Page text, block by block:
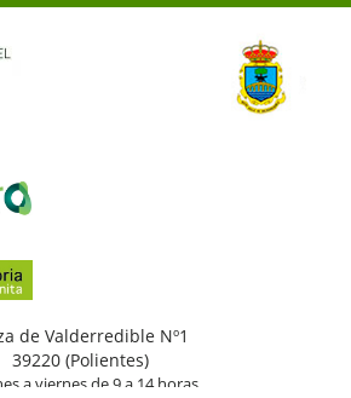
de Valderredible Nº1
39220 (Polientes)
a viernes de 9 a 14 horas.